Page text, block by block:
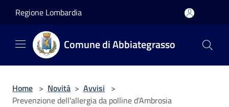
Regione Lombardia
Comune di Abbiategrasso
Home > Novità > Avvisi >
Prevenzione dell'allergia da polline d'Ambrosia